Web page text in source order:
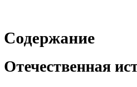
Содержание
Отечественная